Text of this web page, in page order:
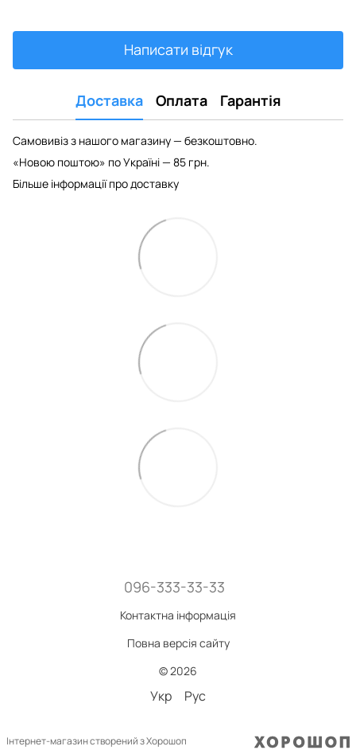
Написати відгук
Доставка Оплата Гарантія
Самовивіз з нашого магазину — безкоштовно.
«Новою поштою» по Україні — 85 грн.
Більше інформації про доставку
096-333-33-33
Контактна інформація
Повна версія сайту
© 2026
Укр Рус
Інтернет-магазин створений з Хорошоп